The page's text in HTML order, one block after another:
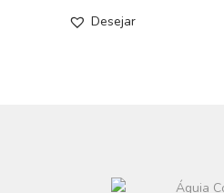
Desejar